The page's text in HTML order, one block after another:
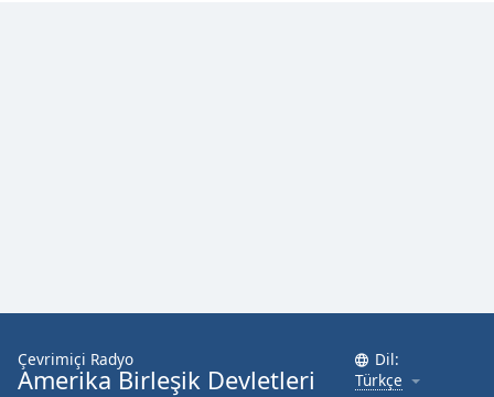
Çevrimiçi Radyo
Amerika Birleşik Devletleri
Dil:
Türkçe